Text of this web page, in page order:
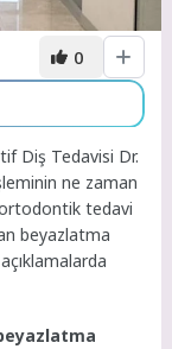
0
Diş Tedavisi Dr.
ne zaman
ortodontik tedavi
beyazlatma